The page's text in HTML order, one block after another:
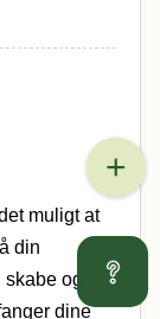
muligt at
din
og
dine